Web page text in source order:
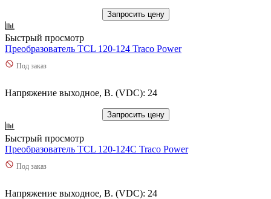
Запросить цену
Быстрый просмотр
Преобразователь TCL 120-124 Traco Power
Под заказ
Напряжение выходное, В. (VDC): 24
Запросить цену
Быстрый просмотр
Преобразователь TCL 120-124C Traco Power
Под заказ
Напряжение выходное, В. (VDC): 24